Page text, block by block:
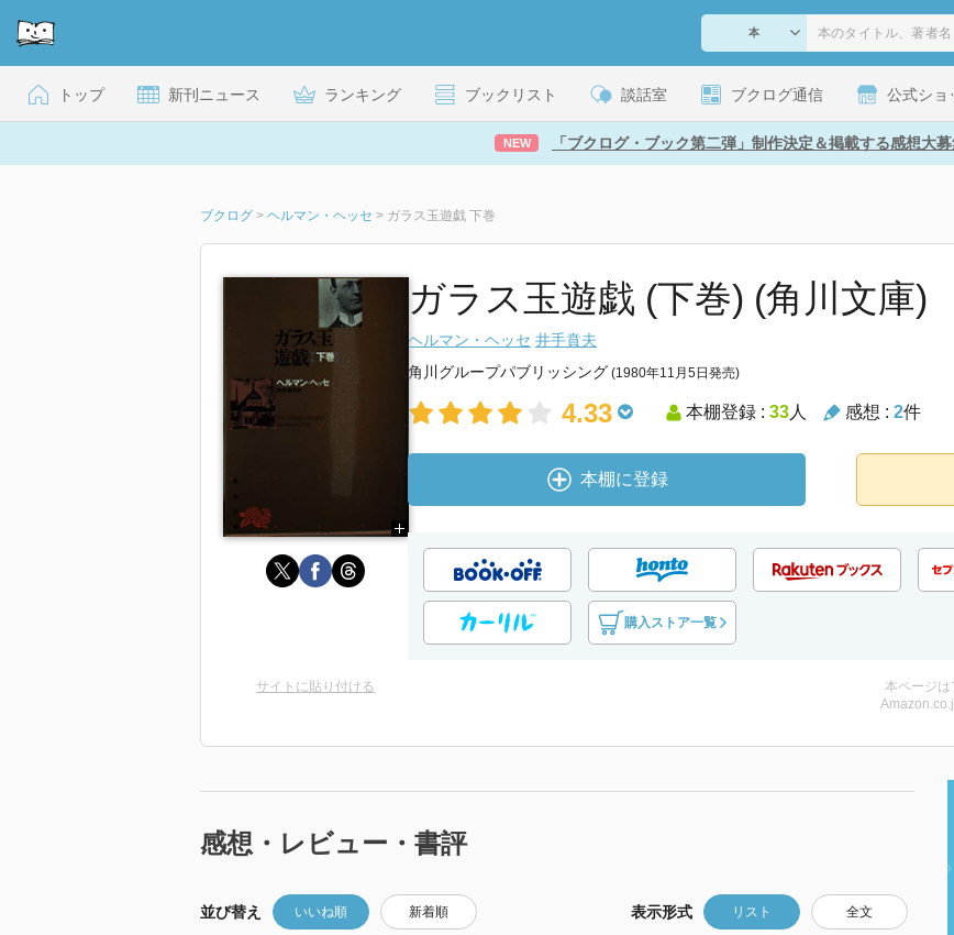
トップ 新刊ニュース ランキング ブックリスト 談話室 ブクログ通信 公式ショ
NEW 「ブクログ・ブック第二弾」制作決定＆掲載する感想大募
ブクログ > ヘルマン・ヘッセ > ガラス玉遊戯 下巻
ガラス玉遊戯 (下巻) (角川文庫)
ヘルマン・ヘッセ 井手賁夫
角川グループパブリッシング (1980年11月5日発売)
4.33 本棚登録 : 33人 感想 : 2件
本棚に登録
購入ストア一覧
サイトに貼り付ける
本ページ
感想・レビュー・書評
並び替え いいね順 新着順 表示形式 リスト 全文